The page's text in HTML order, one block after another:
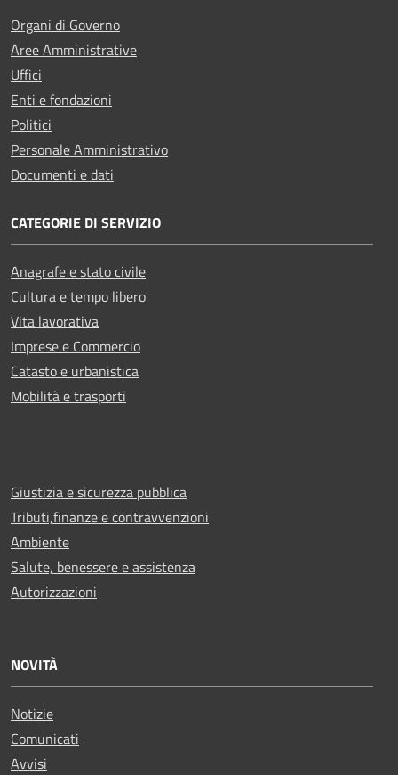
Organi di Governo
Aree Amministrative
Uffici
Enti e fondazioni
Politici
Personale Amministrativo
Documenti e dati
CATEGORIE DI SERVIZIO
Anagrafe e stato civile
Cultura e tempo libero
Vita lavorativa
Imprese e Commercio
Catasto e urbanistica
Mobilità e trasporti
Giustizia e sicurezza pubblica
Tributi,finanze e contravvenzioni
Ambiente
Salute, benessere e assistenza
Autorizzazioni
NOVITÀ
Notizie
Comunicati
Avvisi